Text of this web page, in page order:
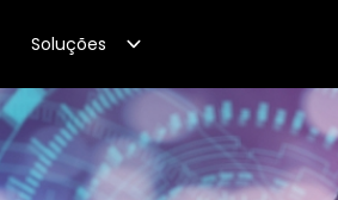
Soluções